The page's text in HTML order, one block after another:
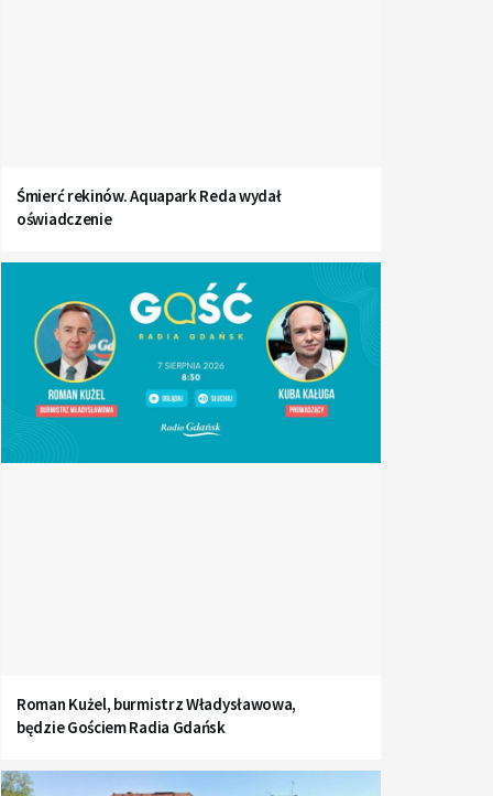
Śmierć rekinów. Aquapark Reda wydał
oświadczenie
Roman Kużel, burmistrz Władysławowa,
będzie Gościem Radia Gdańsk